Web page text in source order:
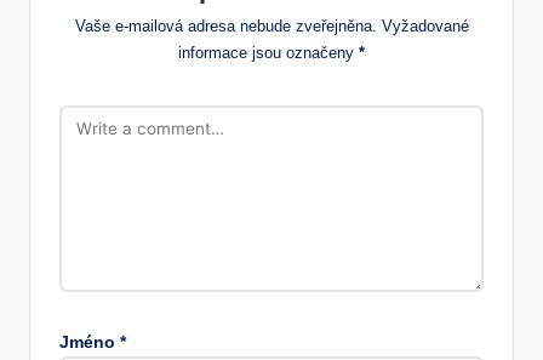
Vaše e-mailová adresa nebude zveřejněna. Vyžadované
informace jsou označeny *
Jméno *